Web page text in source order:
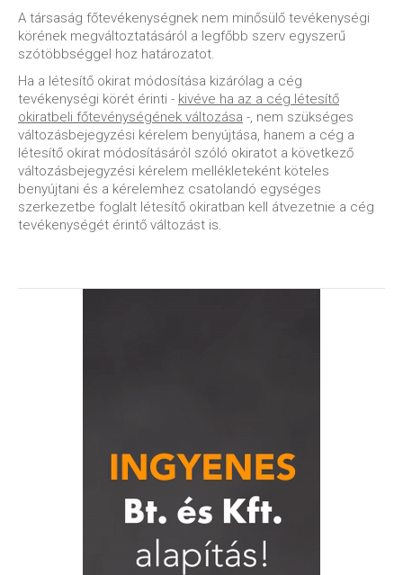
A társaság főtevékenységnek nem minősülő tevékenységi
körének megváltoztatásáról a legfőbb szerv egyszerű
szótöbbséggel hoz határozatot.
Ha a létesítő okirat módosítása kizárólag a cég
tevékenységi körét érinti - kivéve ha az a cég létesítő
okiratbeli főtevénységének változása -, nem szükséges
változásbejegyzési kérelem benyújtása, hanem a cég a
létesítő okirat módosításáról szóló okiratot a következő
változásbejegyzési kérelem mellékleteként köteles
benyújtani és a kérelemhez csatolandó egységes
szerkezetbe foglalt létesítő okiratban kell átvezetnie a cég
tevékenységét érintő változást is.